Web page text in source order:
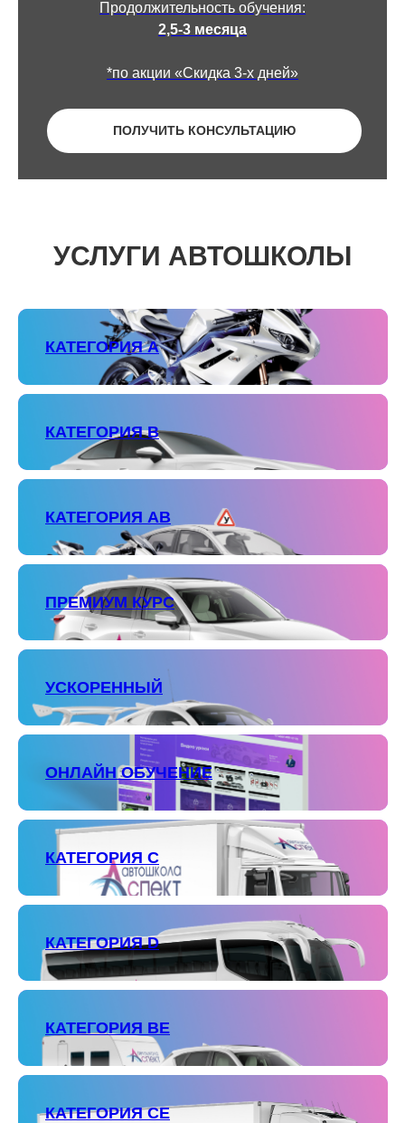
Продолжительность обучения:
2,5-3 месяца
*по акции «Скидка 3-х дней»
ПОЛУЧИТЬ КОНСУЛЬТАЦИЮ
УСЛУГИ АВТОШКОЛЫ
КАТЕГОРИЯ А
КАТЕГОРИЯ В
КАТЕГОРИЯ АВ
ПРЕМИУМ КУРС
УСКОРЕННЫЙ
ОНЛАЙН ОБУЧЕНИЕ
КАТЕГОРИЯ С
КАТЕГОРИЯ D
КАТЕГОРИЯ ВЕ
КАТЕГОРИЯ СЕ